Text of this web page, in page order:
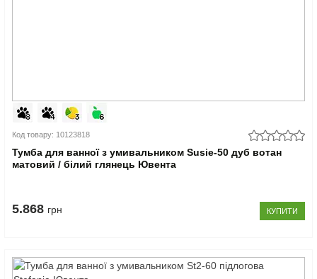
Код товару: 10123818
Тумба для ванної з умивальником Susie-50 дуб вотан
матовий / білий глянець Ювента
5.868 грн КУПИТИ